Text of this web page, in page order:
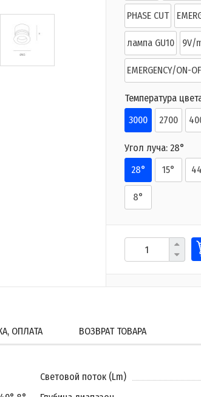
PHASE CUT
лампа GU10 9V/
EMERGENCY/ON-
Температура
3000
2700
Угол луча: 28°
28°
15°
8°
ОПЛАТА ВОЗВРАТ ТОВАРА
Световой поток (Lm)